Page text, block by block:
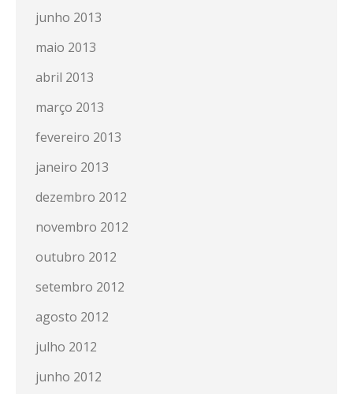
junho 2013
maio 2013
abril 2013
março 2013
fevereiro 2013
janeiro 2013
dezembro 2012
novembro 2012
outubro 2012
setembro 2012
agosto 2012
julho 2012
junho 2012